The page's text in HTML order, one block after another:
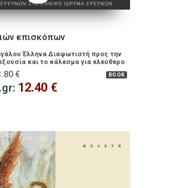
επισκόπων
Έλληνα Διαφωτιστή προς την
και το κάλεσμα για ελεύθερο
BOOK
€
12.40 €